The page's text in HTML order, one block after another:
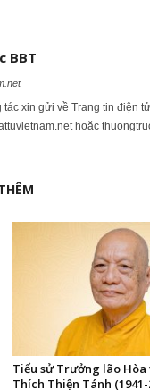
BBT
tác xin gửi về Trang tin điện
hoặc
Tiểu sử Trưởng lão
Thích Thiện Tánh (1941-